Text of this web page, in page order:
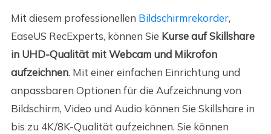
Mit diesem professionellen Bildschirmrekorder,
EaseUS RecExperts, können Sie Kurse auf Skillshare
in UHD-Qualität mit Webcam und Mikrofon
aufzeichnen. Mit einer einfachen Einrichtung und
anpassbaren Optionen für die Aufzeichnung von
Bildschirm, Video und Audio können Sie Skillshare in
bis zu 4K/8K-Qualität aufzeichnen. Sie können